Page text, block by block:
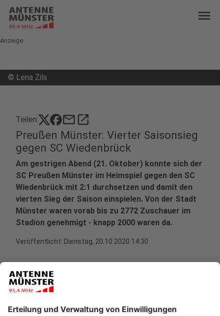
menu
Anzeige
© Lena Zils
Teilen: mailopen_in_new
Preußen Münster: Vierter Saisonsieg
gegen SC Wiedenbrück
Am gestrigen Abend (21. Oktober) konnte sich der
SC Preußen Münster im Heimspiel gegen den SC
Wiedenbrück mit 2:1 durchsetzen und damit den
vierten Sieg der Saison einspielen. Von der Stadt
Münster waren vorab bis zu 2772 Zuschauer im
Stadion genehmigt - knapp 2000 waren da.
Veröffentlicht: Dienstag, 20.10.2020 14:30
Sieg des SCP